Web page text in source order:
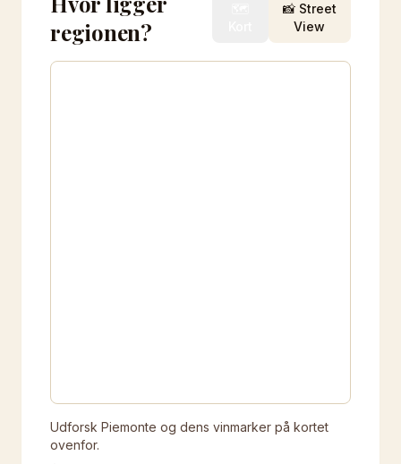
regionen?
📸 Street
View
Udforsk Piemonte og dens vinmarker på kortet
ovenfor.